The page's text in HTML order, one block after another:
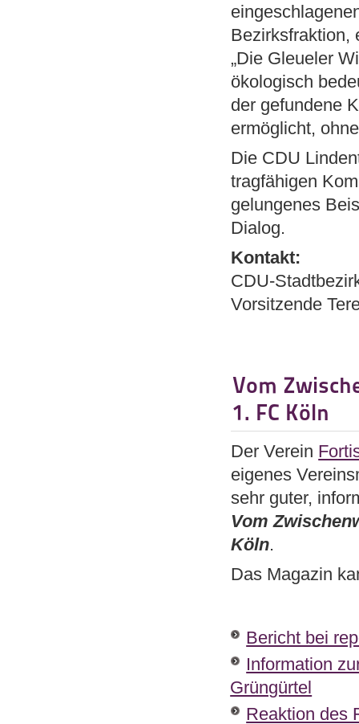
Bezirksfraktion,
„Die Gleueler
ökologisch
der gefundene
ermöglicht,
Die CDU
tragfähigen
gelungenes
Dialog.
Kontakt:
CDU-
Vorsitzende
Vom
1. FC Köln
Der Verein
eigenes
sehr guter,
Vom
Köln.
Das Magazin
Bericht bei
Information
Grüngürtel
Reaktion des